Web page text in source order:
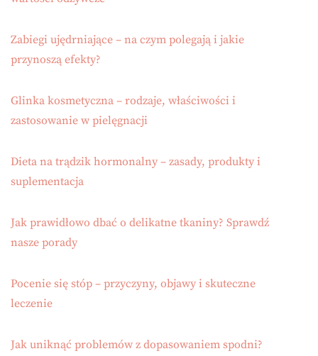
Zabiegi ujędrniające – na czym polegają i jakie
przynoszą efekty?
Glinka kosmetyczna – rodzaje, właściwości i
zastosowanie w pielęgnacji
Dieta na trądzik hormonalny – zasady, produkty i
suplementacja
Jak prawidłowo dbać o delikatne tkaniny? Sprawdź
nasze porady
Pocenie się stóp – przyczyny, objawy i skuteczne
leczenie
Jak uniknąć problemów z dopasowaniem spodni?